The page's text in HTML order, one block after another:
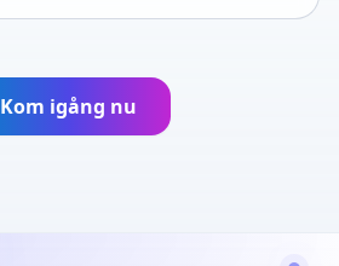
Kom igång nu